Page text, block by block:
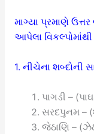
માગ્યા પ્રમાણે ઉત્તર
આપેલા
1. નીચેના શબ્દોની
પાગડી –
સરદપુનમ –
જેઠાણિ –